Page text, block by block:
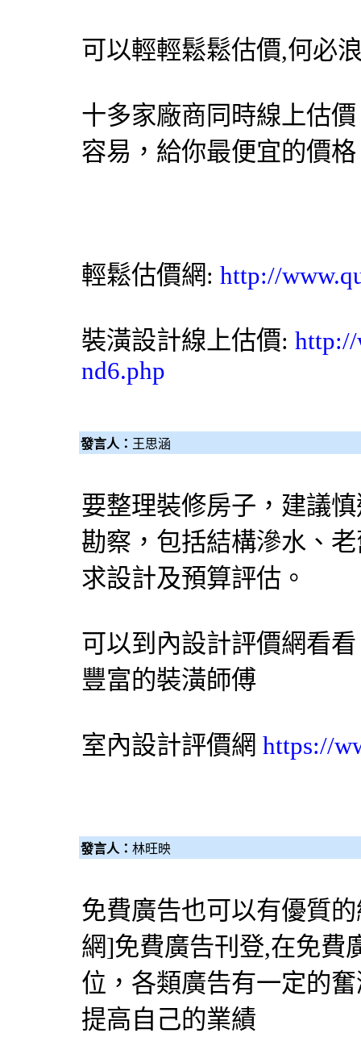
可以輕輕鬆鬆估價,何必
十多家廠商同時線上估
容易，給你最便宜的價
輕鬆估價網: http://
裝潢設計線上估價: http://
nd6.php
發言人： 王思涵
要整理裝修房子，建議
勘察，包括結構滲水、
求設計及預算評估。
可以到內設計評價網看
豐富的裝潢師傅
室內設計評價網 https://
發言人： 林旺映
免費廣告也可以有優質
網]免費廣告刊登,在免費
位，各類廣告有一定的
提高自己的業績